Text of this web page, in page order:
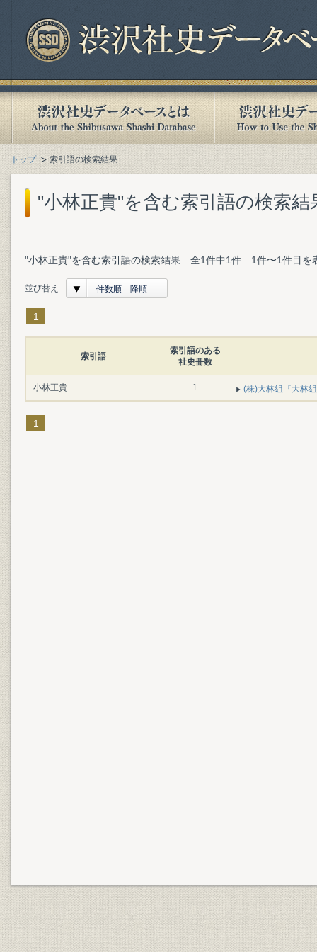
トップ 索引語の検索結果
"小林正貴"を含む索引語の検索結
"小林正貴"を含む索引語の検索結果 全1件中1件 1件〜1件目を
並び替え 件数順 降順
1
索引語
索引語のある
社史冊数
小林正貴 1 (株)大林組『大林
1